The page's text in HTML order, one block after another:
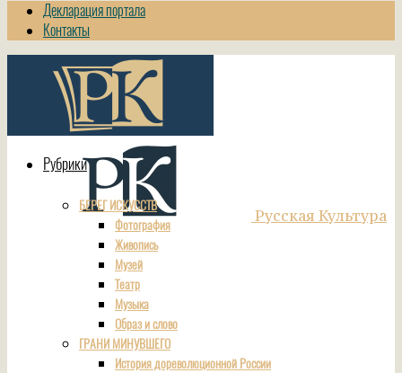
Декларация портала
Контакты
Русская Культура
Рубрики
БЕРЕГ ИСКУССТВ
Фотография
Живопись
Музей
Театр
Музыка
Образ и слово
ГРАНИ МИНУВШЕГО
История дореволюционной России